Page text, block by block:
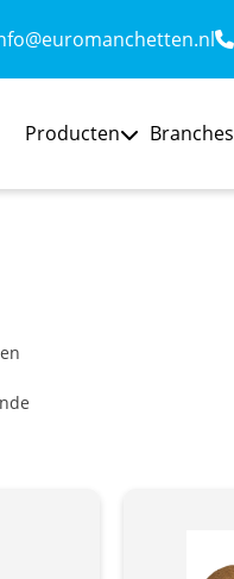
Producten Branches